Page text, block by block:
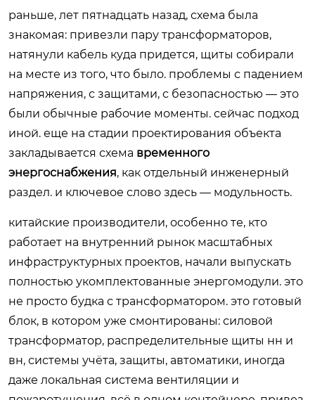
раньше, лет пятнадцать назад, схема была
знакомая: привезли пару трансформаторов,
натянули кабель куда придется, щиты собирали
на месте из того, что было. проблемы с падением
напряжения, с защитами, с безопасностью — это
были обычные рабочие моменты. сейчас подход
иной. еще на стадии проектирования объекта
закладывается схема временного
энергоснабжения, как отдельный инженерный
раздел. и ключевое слово здесь — модульность.
китайские производители, особенно те, кто
работает на внутренний рынок масштабных
инфраструктурных проектов, начали выпускать
полностью укомплектованные энергомодули. это
не просто будка с трансформатором. это готовый
блок, в котором уже смонтированы: силовой
трансформатор, распределительные щиты нн и
вн, системы учёта, защиты, автоматики, иногда
даже локальная система вентиляции и